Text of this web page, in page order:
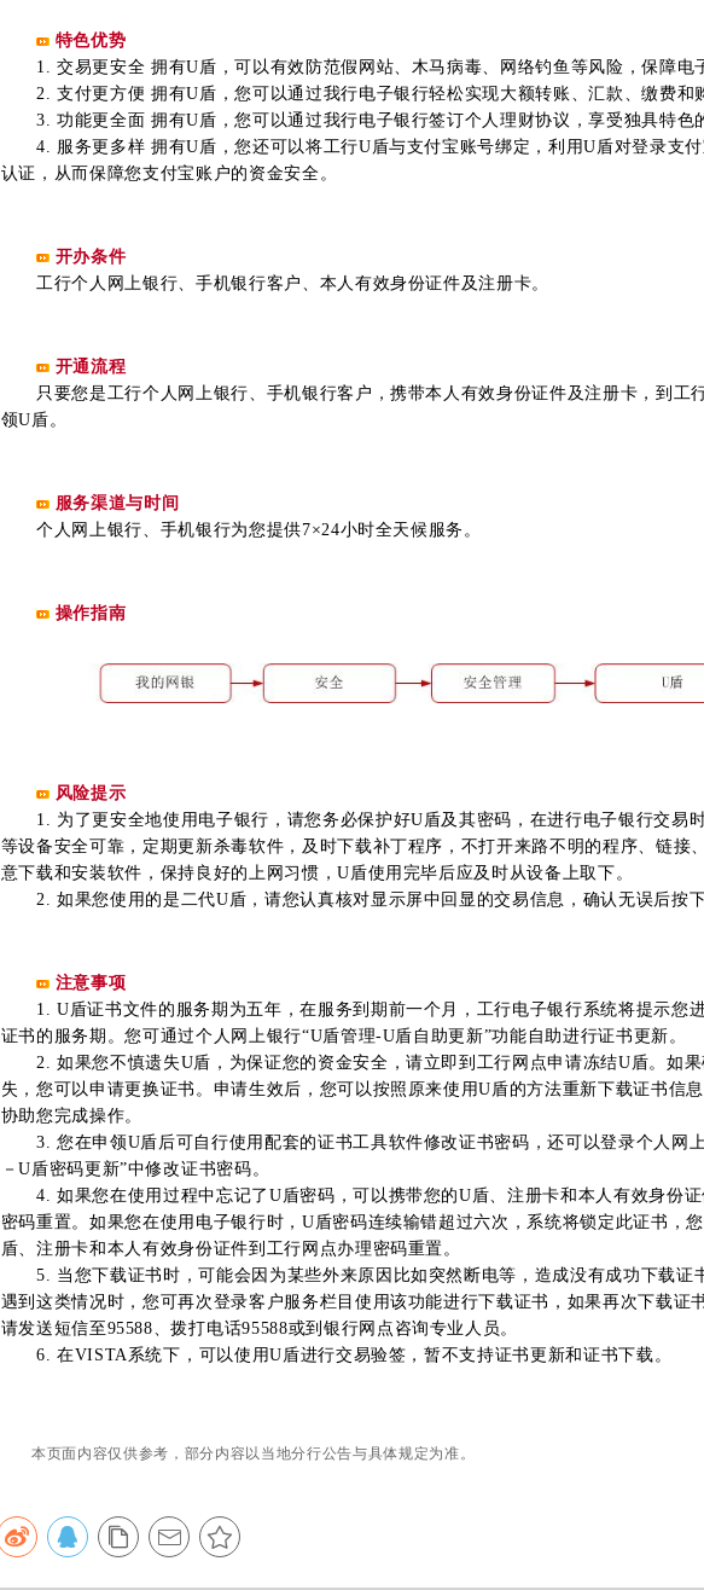
特色优势
1. 交易更安全 拥有U盾，可以有效防范假网站、木马病毒、网络钓鱼等风险，保障电
2. 支付更方便 拥有U盾，您可以通过我行电子银行轻松实现大额转账、汇款、缴费和
3. 功能更全面 拥有U盾，您可以通过我行电子银行签订个人理财协议，享受独具特色
4. 服务更多样 拥有U盾，您还可以将工行U盾与支付宝账号绑定，利用U盾对登录支付
认证，从而保障您支付宝账户的资金安全。
开办条件
工行个人网上银行、手机银行客户、本人有效身份证件及注册卡。
开通流程
只要您是工行个人网上银行、手机银行客户，携带本人有效身份证件及注册卡，到工
领U盾。
服务渠道与时间
个人网上银行、手机银行为您提供7×24小时全天候服务。
操作指南
风险提示
1. 为了更安全地使用电子银行，请您务必保护好U盾及其密码，在进行电子银行交易
等设备安全可靠，定期更新杀毒软件，及时下载补丁程序，不打开来路不明的程序、链接
意下载和安装软件，保持良好的上网习惯，U盾使用完毕后应及时从设备上取下。
2. 如果您使用的是二代U盾，请您认真核对显示屏中回显的交易信息，确认无误后按下
注意事项
1. U盾证书文件的服务期为五年，在服务到期前一个月，工行电子银行系统将提示您
证书的服务期。您可通过个人网上银行“U盾管理-U盾自助更新”功能自助进行证书更新。
2. 如果您不慎遗失U盾，为保证您的资金安全，请立即到工行网点申请冻结U盾。如果
失，您可以申请更换证书。申请生效后，您可以按照原来使用U盾的方法重新下载证书信
协助您完成操作。
3. 您在申领U盾后可自行使用配套的证书工具软件修改证书密码，还可以登录个人网
－U盾密码更新”中修改证书密码。
4. 如果您在使用过程中忘记了U盾密码，可以携带您的U盾、注册卡和本人有效身份证
密码重置。如果您在使用电子银行时，U盾密码连续输错超过六次，系统将锁定此证书，
盾、注册卡和本人有效身份证件到工行网点办理密码重置。
5. 当您下载证书时，可能会因为某些外来原因比如突然断电等，造成没有成功下载证
遇到这类情况时，您可再次登录客户服务栏目使用该功能进行下载证书，如果再次下载证
请发送短信至95588、拨打电话95588或到银行网点咨询专业人员。
6. 在VISTA系统下，可以使用U盾进行交易验签，暂不支持证书更新和证书下载。
本页面内容仅供参考，部分内容以当地分行公告与具体规定为准。